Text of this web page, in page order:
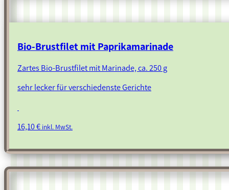
Bio-Brustfilet mit Paprikamarinade
Zartes Bio-Brustfilet mit Marinade, ca. 250 g
sehr lecker für verschiedenste Gerichte
16,10€ inkl. MwSt.